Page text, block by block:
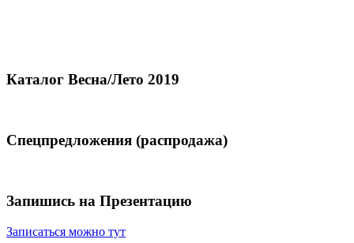
Каталог Весна/Лето 2019
Спецпредложения (распродажа)
Запишись на Презентацию
Записаться можно тут